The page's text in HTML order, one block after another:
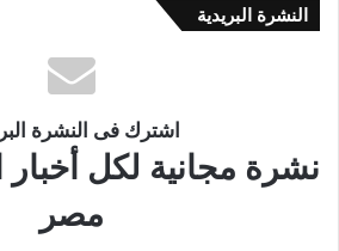
النشرة البريدية
اشترك فى النشرة
نشرة مجانية لكل
مصر